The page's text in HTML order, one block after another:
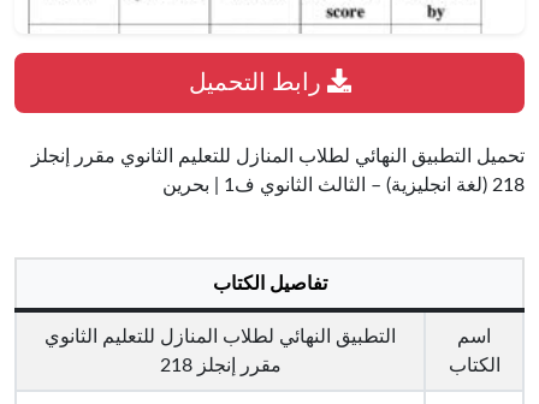
تحميل التطبيق النهائي لطلاب المنازل للتعليم الثانوي مقرر إنجلز
218 (لغة انجليزية) – الثالث الثانوي ف1 | بحرين
تفاصيل الكتاب
اسم
الكتاب
التطبيق النهائي لطلاب المنازل للتعليم الثانوي
مقرر إنجلز 218